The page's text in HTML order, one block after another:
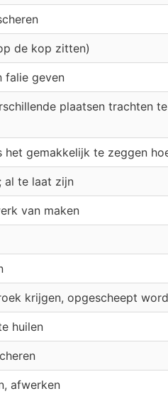
de kop zitten)
falie geven
plaatsen trachten
het gemakkelijk te zeggen
al te laat zijn
van maken
krijgen, opgescheept
huilen
afwerken